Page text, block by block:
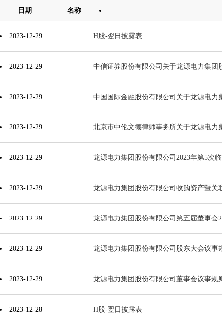
日期 名称
2023-12-29 H股-翌日披露表
2023-12-29 中信证券股份有限公司关于龙源电力集
2023-12-29 中国国际金融股份有限公司关于龙源电
2023-12-29 北京市中伦文德律师事务所关于龙源电力
2023-12-29 龙源电力集团股份有限公司2023年第5次
2023-12-29 龙源电力集团股份有限公司收购资产暨关
2023-12-29 龙源电力集团股份有限公司第五届董事会
2023-12-29 龙源电力集团股份有限公司股东大会议事
2023-12-29 龙源电力集团股份有限公司董事会议事规
2023-12-28 H股-翌日披露表